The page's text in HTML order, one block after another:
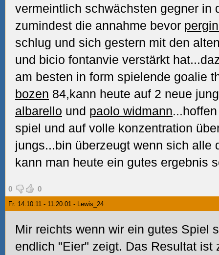
vermeintlich schwächsten gegner in
zumindest die annahme bevor
schlug und sich gestern mit den
und bicio fontanvie verstärkt
am besten in form spielende goalie
bozen 84,kann heute auf 2 neue
albarello und paolo widmann
spiel und auf volle konzentration
jungs...bin überzeugt wenn sich alle
kann man heute ein gutes ergebnis
0 0
Fr. 14.10.11 - 11:20:01 - Lewis_24
Mir reichts wenn wir ein gutes Spiel
endlich "Eier" zeigt. Das Resultat ist